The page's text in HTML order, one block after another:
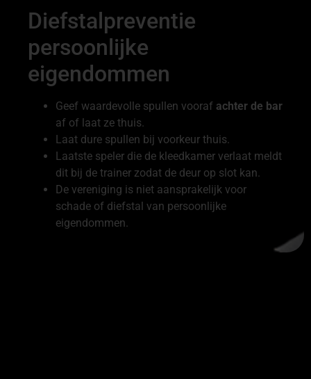
Diefstalpreventie
persoonlijke
eigendommen
Geef waardevolle spullen vooraf achter de bar
af of laat ze thuis.
Laat dure spullen bij voorkeur thuis.
Laatste speler die de kleedkamer verlaat meldt
dit bij de trainer zodat de deur op slot kan.
De vereniging is niet aansprakelijk voor
schade of diefstal van persoonlijke
eigendommen.